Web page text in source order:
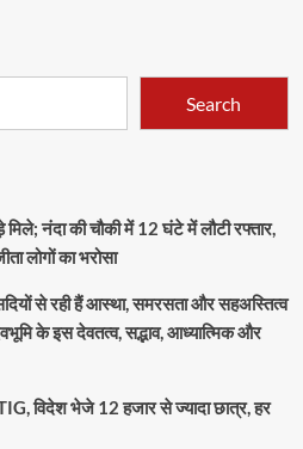
Search
नंदा की चौकी में 12 घंटे में लौटी रफ्तार,
लोगों का भरोसा
से रही हैं आस्था, समरसता और सहअस्तित्व
के इस देवतत्व, सद्भाव, आध्यात्मिक और
TIG, विदेश भेजे 12 हजार से ज्यादा छात्र, हर